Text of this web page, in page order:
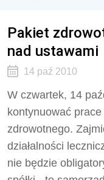
Pakiet
nad ustawami
14 paź 2010
W czwartek, 14
kontynuować
zdrowotnego.
działalności
nie będzie